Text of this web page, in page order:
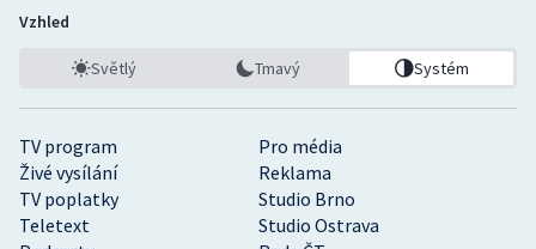
TV program
Pro média
Živé vysílání
Reklama
TV poplatky
Studio Brno
Teletext
Studio Ostrava
Vzhled
Světlý Tmavý Systém